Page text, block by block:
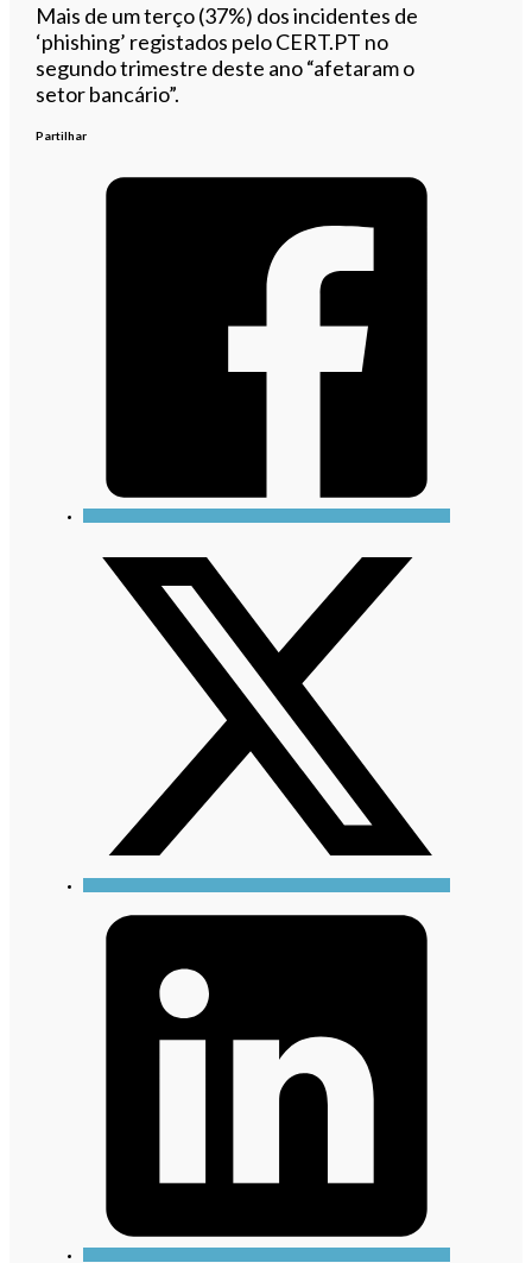
Mais de um terço (37%) dos incidentes de
‘phishing’ registados pelo CERT.PT no
segundo trimestre deste ano “afetaram o
setor bancário”.
Partilhar